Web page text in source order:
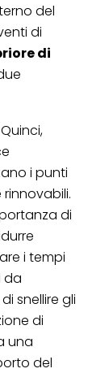
del
di
di
i punti
di
i tempi
da
snellire gli
di
una
del